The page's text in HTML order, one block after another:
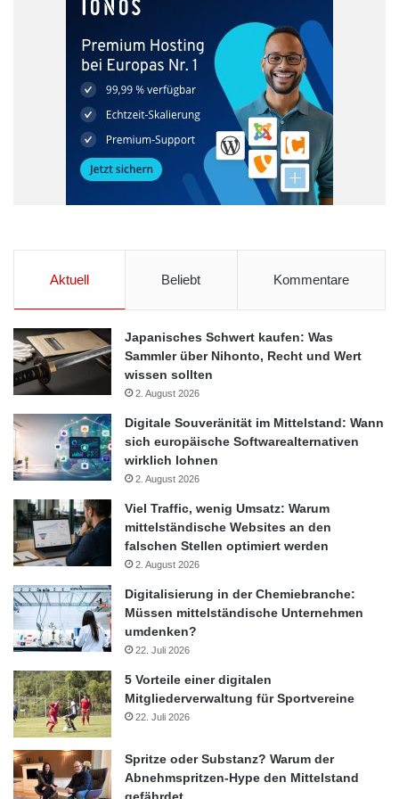
rechnet die Bundesbank mit keiner Verschärfung der nach unten
gerichteten Preisentwicklung.
Bundesbank Frankfurt Konjunktur
Weltwirtschaftskrise
Aktuell Beliebt Kommentare
Japanisches Schwert kaufen: Was
Sammler über Nihonto, Recht und Wert
wissen sollten
2. August 2026
Digitale Souveränität im Mittelstand: Wann
sich europäische Softwarealternativen
wirklich lohnen
2. August 2026
Viel Traffic, wenig Umsatz: Warum
mittelständische Websites an den
falschen Stellen optimiert werden
2. August 2026
Digitalisierung in der Chemiebranche:
Müssen mittelständische Unternehmen
umdenken?
22. Juli 2026
5 Vorteile einer digitalen
Mitgliederverwaltung für Sportvereine
22. Juli 2026
Spritze oder Substanz? Warum der
Abnehmspritzen-Hype den Mittelstand
gefährdet